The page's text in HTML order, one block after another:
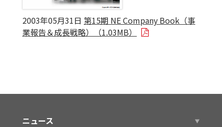
2003年05月31日 第15期 NE Company Book（事
業報告＆成長戦略）（1.03MB）
ニュース